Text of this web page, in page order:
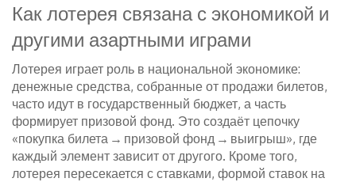
Как лотерея связана с экономикой и
другими азартными играми
Лотерея играет роль в национальной экономике:
денежные средства, собранные от продажи билетов,
часто идут в государственный бюджет, а часть
формирует призовой фонд. Это создаёт цепочку
«покупка билета → призовой фонд → выигрыш», где
каждый элемент зависит от другого. Кроме того,
лотерея пересекается с ставками, формой ставок на